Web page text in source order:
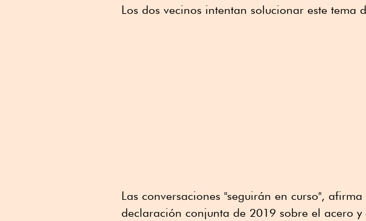
Los dos vecinos intentan solucionar este tema
Las conversaciones "seguirán en curso",
declaración conjunta de 2019 sobre el acero